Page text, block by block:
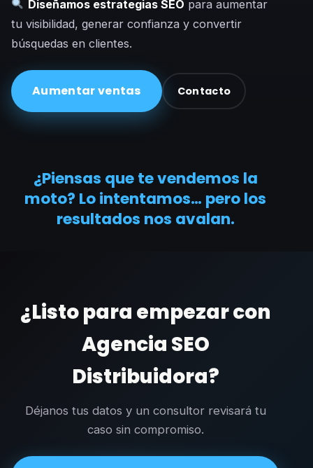
Diseñamos estrategias SEO para aumentar
tu visibilidad, generar confianza y convertir
búsquedas en clientes.
Aumentar ventas Contacto
¿Piensas que te vendemos la
moto? Lo intentamos… pero los
resultados nos avalan.
¿Listo para empezar con
Agencia SEO
Distribuidora?
Déjanos tus datos y un consultor revisará tu
caso sin compromiso.